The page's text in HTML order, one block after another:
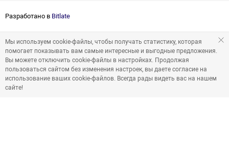
Разработано в Bitlate
Мы используем cookie-файлы, чтобы получать статистику, которая
помогает показывать вам самые интересные и выгодные предложения.
Вы можете отключить cookie-файлы в настройках. Продолжая
пользоваться сайтом без изменения настроек, вы даете согласие на
использование ваших cookie-файлов. Всегда рады видеть вас на нашем
сайте!